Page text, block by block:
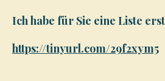
Ich habe für Sie eine Liste
https://tinyurl.com/29f2xym5